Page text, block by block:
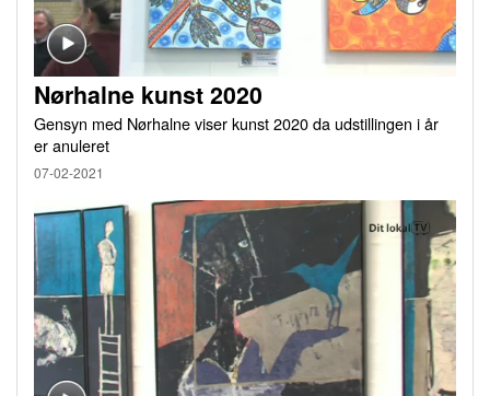
Nørhalne kunst 2020
Gensyn med Nørhalne viser kunst 2020 da udstillingen i år
er anuleret
07-02-2021